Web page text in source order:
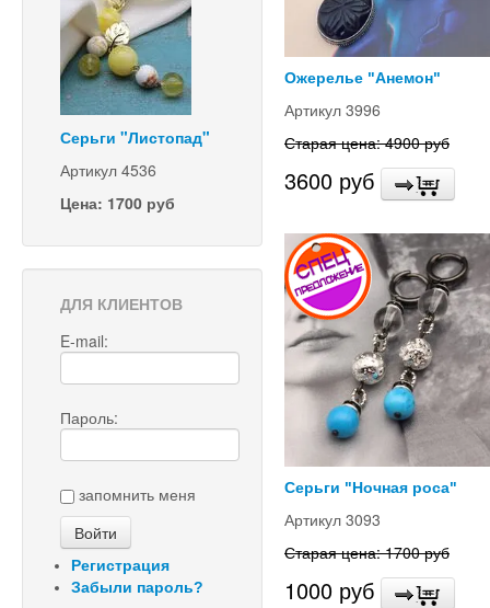
Серьги "Листопад"
Артикул 4536
Цена: 1700 руб
ДЛЯ КЛИЕНТОВ
E-mail:
Пароль:
запомнить меня
Регистрация
Забыли пароль?
Ожерелье "Анемон"
Артикул 3996
Старая цена: 4900 руб
3600 руб
Серьги "Ночная роса"
Артикул 3093
Старая цена: 1700 руб
1000 руб